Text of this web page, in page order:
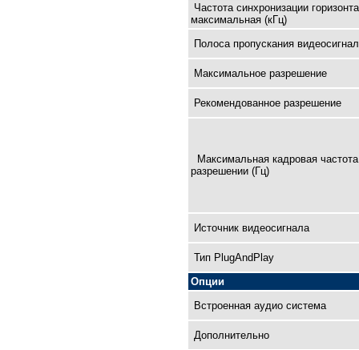
Частота синхронизации
максимальная (кГц)
Полоса пропускания
Максимальное разрешение
Рекомендованное разрешение
Максимальная кадровая
разрешении (Гц)
Источник видеосигнала
Тип PlugAndPlay
Опции
Встроенная аудио система
Дополнительно